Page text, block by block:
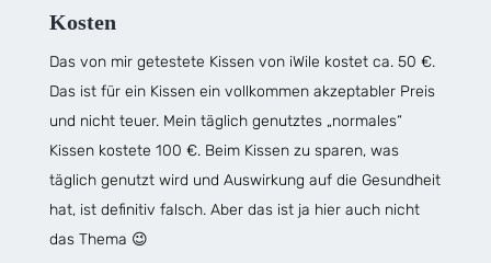
Kosten
Das von mir getestete Kissen von iWile kostet ca. 50 €.
Das ist für ein Kissen ein vollkommen akzeptabler Preis
und nicht teuer. Mein täglich genutztes „normales“
Kissen kostete 100 €. Beim Kissen zu sparen, was
täglich genutzt wird und Auswirkung auf die Gesundheit
hat, ist definitiv falsch. Aber das ist ja hier auch nicht
das Thema 😉